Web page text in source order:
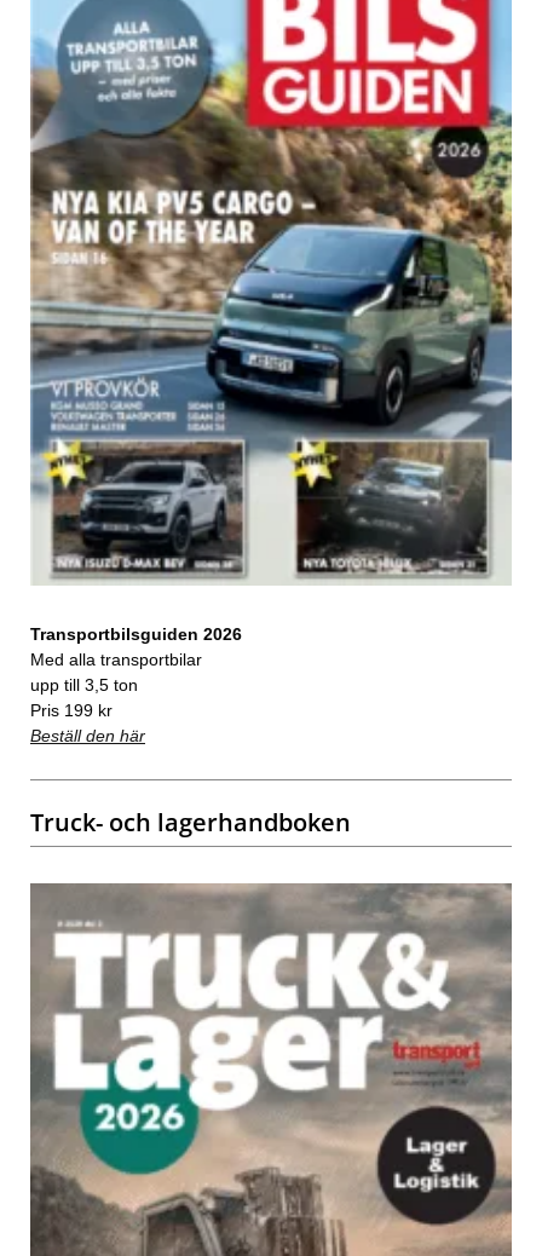
Transportbilsguiden 2026
Med alla transportbilar
upp till 3,5 ton
Pris 199 kr
Beställ den här
Truck- och lagerhandboken